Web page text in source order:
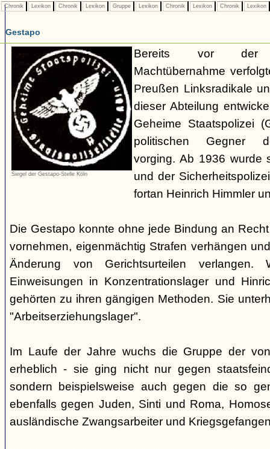
Chronik Lexikon Chronik Lexikon Gruppe Lexikon Chronik Lexikon Chronik Lexikon
Gestapo
Siegel der Gestapo-Stelle Köln
Bereits vor der
Machtübernahme
Preußen Linksradikale
dieser Abteilung
Geheime Staatspolizei
politischen Gegner
vorging. Ab 1936 wurde
und der
fortan Heinrich Himmler
Die Gestapo konnte ohne jede Bindung an
vornehmen, eigenmächtig Strafen verhängen
Änderung von Gerichtsurteilen verlangen.
Einweisungen in Konzentrationslager und
gehörten zu ihren gängigen Methoden. Sie
"Arbeitserziehungslager".
Im Laufe der Jahre wuchs die Gruppe der
erheblich - sie ging nicht nur gegen
sondern beispielsweise auch gegen die so
ebenfalls gegen Juden, Sinti und Roma,
ausländische Zwangsarbeiter und